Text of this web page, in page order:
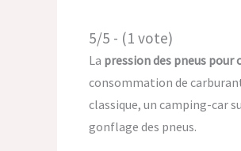
5/5 - (1 vote)
La pression des pneus pour
consommation de
classique, un camping-car
gonflage des pneus.